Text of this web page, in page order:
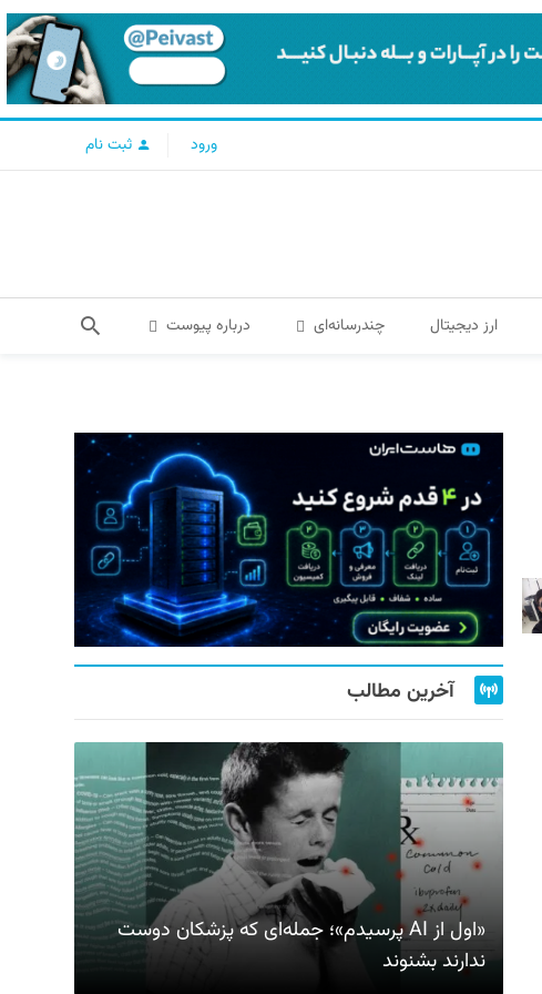
ورود ثبت نام
ارز دیجیتال چندرسانه‌ای درباره پیوست
آخرین مطالب
«اول از AI پرسیدم»؛ جمله‌ای که پزشکان دوست
ندارند بشنوند